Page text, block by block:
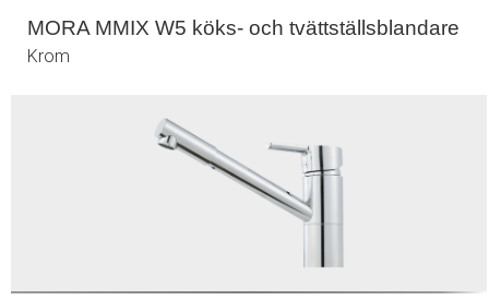
MORA MMIX W5 köks- och tvättställsblandare
Krom